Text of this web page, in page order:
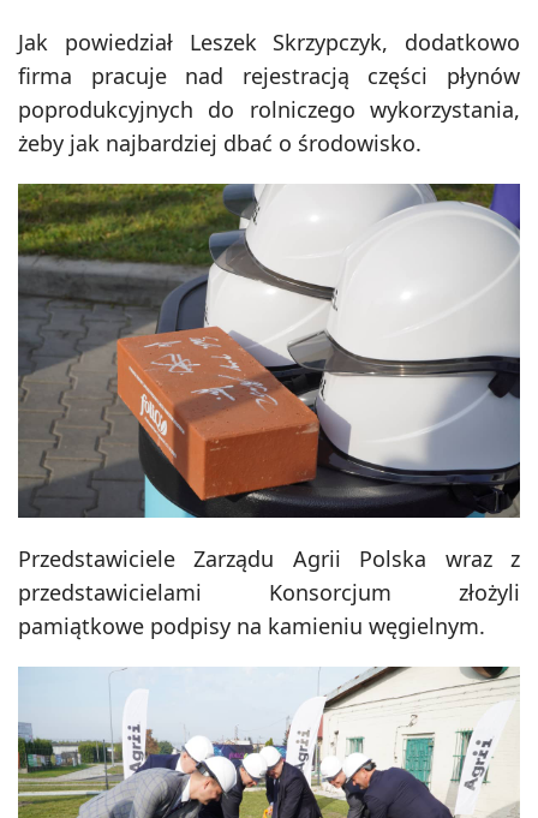
Jak powiedział Leszek Skrzypczyk, dodatkowo
firma pracuje nad rejestracją części płynów
poprodukcyjnych do rolniczego wykorzystania,
żeby jak najbardziej dbać o środowisko.
Przedstawiciele Zarządu Agrii Polska wraz z
przedstawicielami Konsorcjum złożyli
pamiątkowe podpisy na kamieniu węgielnym.